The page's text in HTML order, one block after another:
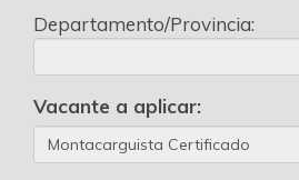
Departamento/Provincia:
Vacante a aplicar: